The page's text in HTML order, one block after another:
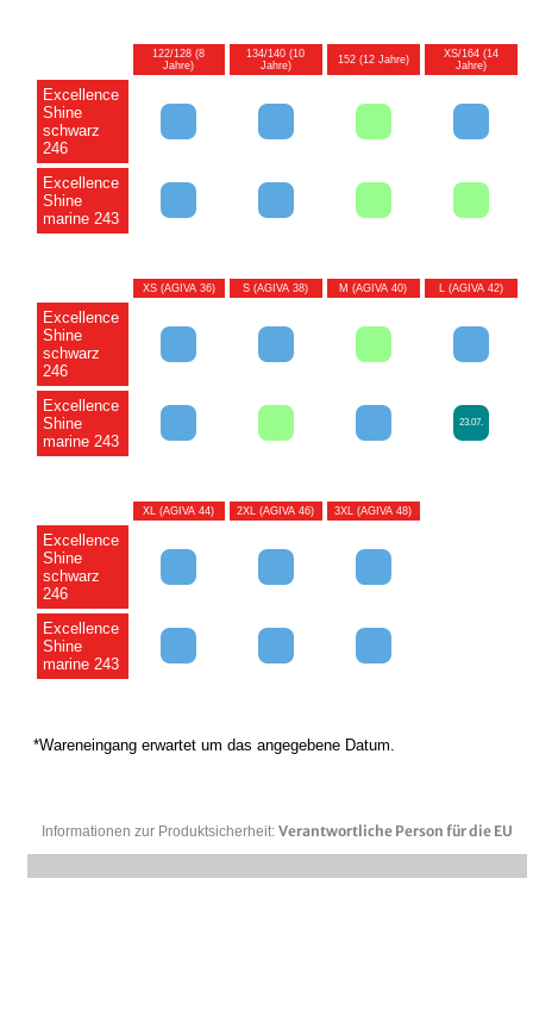
122/128 (8
Jahre)
134/140 (10
Jahre)
152 (12 Jahre)
XS/164 (14
Jahre)
Excellence
Shine
schwarz
246
Excellence
Shine
marine 243
XS (AGIVA 36) S (AGIVA 38) M (AGIVA 40) L (AGIVA 42)
Excellence
Shine
schwarz
246
Excellence
Shine
marine 243
23.07.
XL (AGIVA 44) 2XL (AGIVA 46) 3XL (AGIVA 48)
Excellence
Shine
schwarz
246
Excellence
Shine
marine 243
*Wareneingang erwartet um das angegebene Datum.
Informationen zur Produktsicherheit: Verantwortliche Person für die EU